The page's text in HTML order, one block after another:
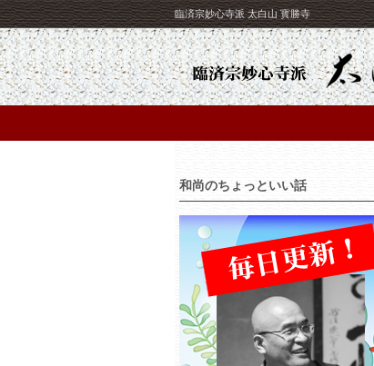
臨済宗妙心寺派 太白山 寳勝寺
和尚のちょっといい話